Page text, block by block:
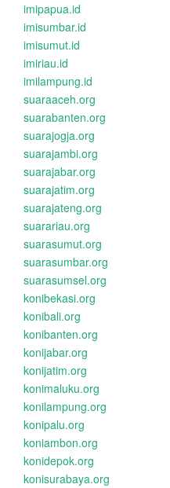
imipapua.id
imisumbar.id
imisumut.id
imiriau.id
imilampung.id
suaraaceh.org
suarabanten.org
suarajogja.org
suarajambi.org
suarajabar.org
suarajatim.org
suarajateng.org
suarariau.org
suarasumut.org
suarasumbar.org
suarasumsel.org
konibekasi.org
konibali.org
konibanten.org
konijabar.org
konijatim.org
konimaluku.org
konilampung.org
konipalu.org
koniambon.org
konidepok.org
konisurabaya.org